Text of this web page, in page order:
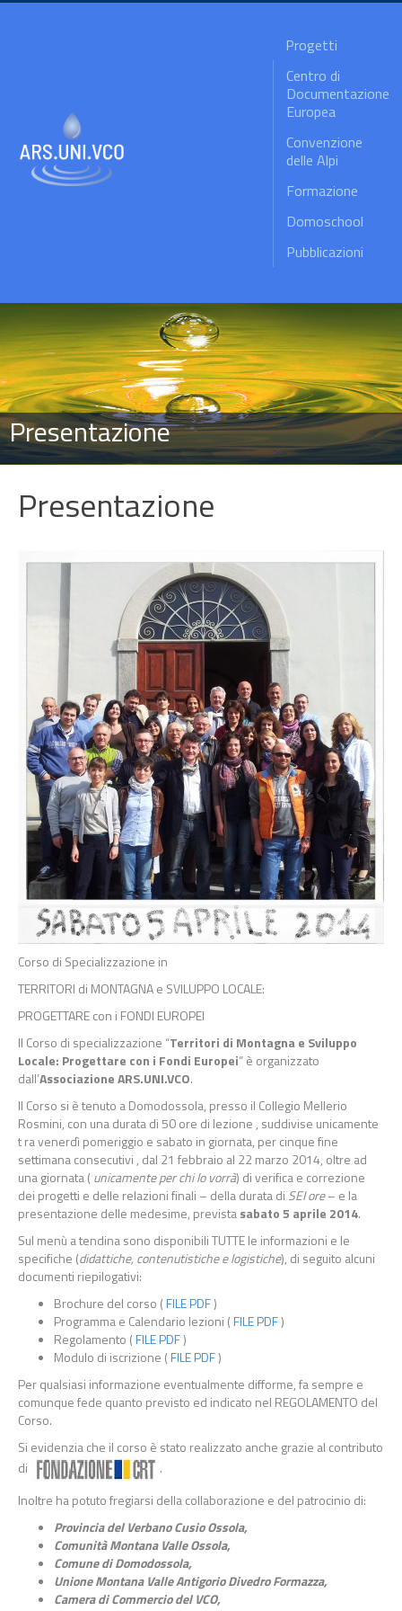
Progetti
Centro di
Documentazione
Europea
Convenzione
delle Alpi
Formazione
Domoschool
Pubblicazioni
Presentazione
Presentazione
Corso di Specializzazione in
TERRITORI di MONTAGNA e SVILUPPO LOCALE:
PROGETTARE con i FONDI EUROPEI
Il Corso di specializzazione “Territori di Montagna e Sviluppo
Locale: Progettare con i Fondi Europei” è organizzato
dall’Associazione ARS.UNI.VCO.
Il Corso si è tenuto a Domodossola, presso il Collegio Mellerio
Rosmini, con una durata di 50 ore di lezione , suddivise unicamente
t ra venerdì pomeriggio e sabato in giornata, per cinque fine
settimana consecutivi , dal 21 febbraio al 22 marzo 2014, oltre ad
una giornata ( unicamente per chi lo vorrà) di verifica e correzione
dei progetti e delle relazioni finali – della durata di SEI ore– e la
presentazione delle medesime, previstasabato 5 aprile 2014.
Sul menù a tendina sono disponibili TUTTE le informazioni e le
specifiche (didattiche, contenutistiche e logistiche), di seguito alcuni
documenti riepilogativi:
Brochure del corso (FILE PDF)
Programma e Calendario lezioni (FILE PDF)
Regolamento (FILE PDF)
Modulo di iscrizione (FILE PDF)
Per qualsiasi informazione eventualmente difforme, fa sempre e
comunque fede quanto previsto ed indicato nel REGOLAMENTO del
Corso.
Si evidenzia che il corso è stato realizzato anche grazie al contributo
di
.
Inoltre ha potuto fregiarsi della collaborazione e del patrocinio di:
Provincia del Verbano Cusio Ossola,
Comunità Montana Valle Ossola,
Comune di Domodossola,
Unione Montana Valle Antigorio Divedro Formazza,
Camera di Commercio del VCO,